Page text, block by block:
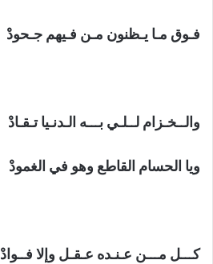
فـوق مـا يـظنون مـن فـيهم جـحودْ
والــخـزام لــلـي بـــه الـدنـيا تـقـادْ
ويا الحسام القاطع وهو في الغمودْ
كـــل مـــن عـنـده عـقـل وإلا فــوادْ